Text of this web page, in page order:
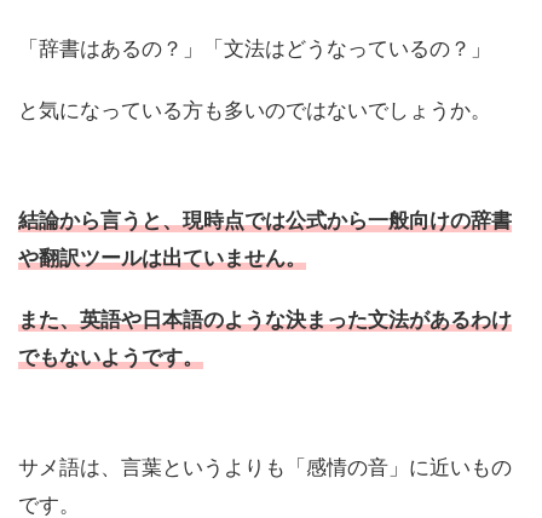
「辞書はあるの？」「文法はどうなっているの？」
と気になっている方も多いのではないでしょうか。
結論から言うと、現時点では公式から一般向けの辞書
や翻訳ツールは出ていません。
また、英語や日本語のような決まった文法があるわけ
でもないようです。
サメ語は、言葉というよりも「感情の音」に近いもの
です。